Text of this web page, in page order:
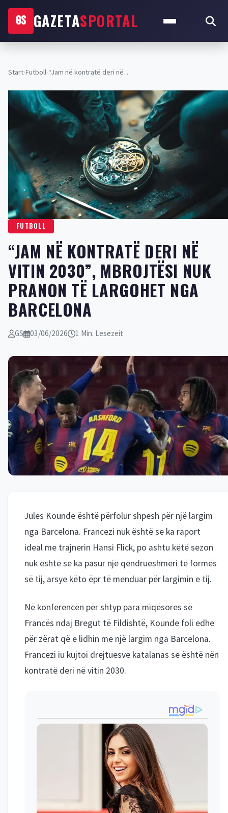
GS GAZETASPORTAL
Start›Futboll›“Jam në kontratë deri në…
FUTBOLL
“JAM NË KONTRATË DERI NË
VITIN 2030”, MBROJTËSI NUK
PRANON TË LARGOHET NGA
BARCELONA
GS 03/06/2026 1 Min. Lesezeit
Jules Kounde është përfolur shpesh për një largim
nga Barcelona. Francezi nuk është se ka raport
ideal me trajnerin Hansi Flick, po ashtu këtë sezon
nuk është se ka pasur një qëndrueshmëri të formës
së tij, arsye këto ëpr të menduar për largimin e tij.
Në konferencën për shtyp para miqësores së
Francës ndaj Bregut të Fildishtë, Kounde foli edhe
për zërat që e lidhin me një largim nga Barcelona.
Francezi iu kujtoi drejtuesve katalanas se është nën
kontratë deri në vitin 2030.